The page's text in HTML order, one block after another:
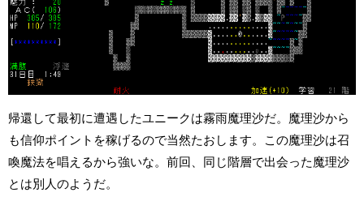
帰還して最初に遭遇したユニークは霧雨魔理沙だ。魔理沙から
も信仰ポイントを稼げるので当然たおします。この魔理沙は召
喚魔法を唱えるから強いな。前回、同じ階層で出会った魔理沙
とは別人のようだ。